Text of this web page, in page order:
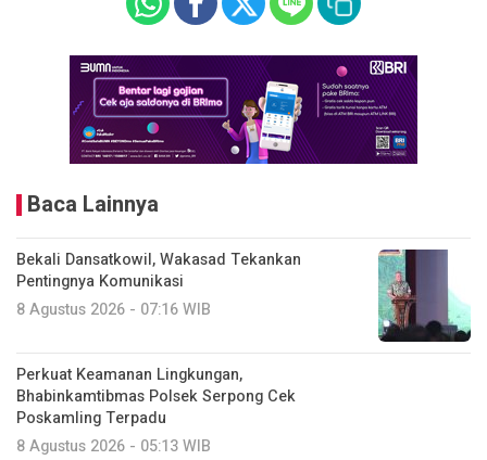
Baca Lainnya
Bekali Dansatkowil, Wakasad Tekankan
Pentingnya Komunikasi
8 Agustus 2026 - 07:16 WIB
Perkuat Keamanan Lingkungan,
Bhabinkamtibmas Polsek Serpong Cek
Poskamling Terpadu
8 Agustus 2026 - 05:13 WIB